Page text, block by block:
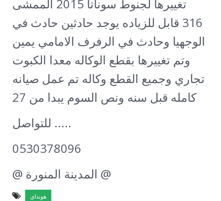
تغييرها لجنوط سوناتا 2015 الممشى
316 قابل للزياده يوجد حادثين حادث في
الوجهيا وحادث في الرفرف الامامي يمين
وتم تغييرها بقطع الوكاله معدا الكبوت
تجاري وجميع القطع وكاله تم عمل صيانه
كامله قبل سنه ونص السوم يبدا من 27
للتواصل .....
0530378096
@ المدينة المنورة @
هونداي